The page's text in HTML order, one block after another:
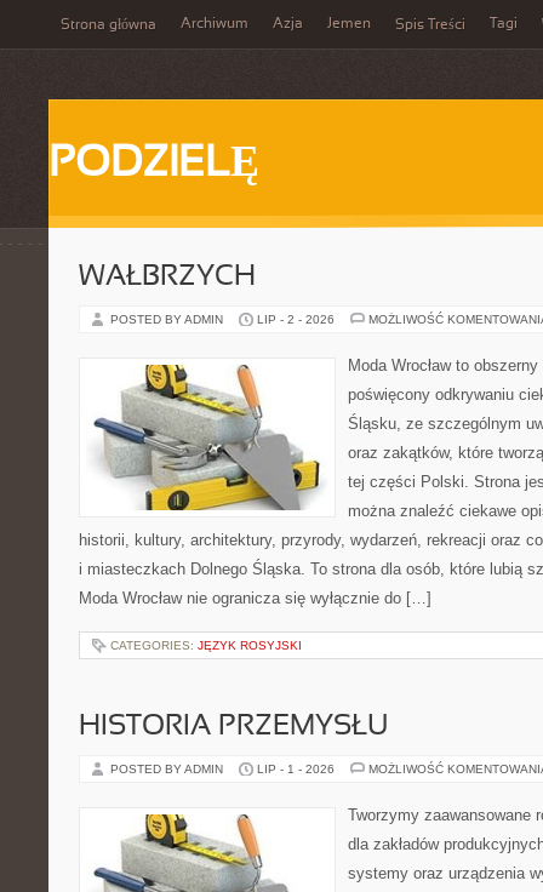
Strona główna Archiwum Azja Jemen Spis Treści Tagi
PODZIELĘ
WAŁBRZYCH
POSTED BY ADMIN LIP - 2 - 2026 MOŻLIWOŚĆ
Moda Wrocław to
poświęcony odkrywaniu
Śląsku, ze szczególnym
oraz zakątków, które
tej części Polski. Strona
można znaleźć ciekawe
historii, kultury, architektury, przyrody, wydarzeń, rekreacji oraz
i miasteczkach Dolnego Śląska. To strona dla osób, które lubią
Moda Wrocław nie ogranicza się wyłącznie do […]
CATEGORIES: JĘZYK ROSYJSKI
HISTORIA PRZEMYSŁU
POSTED BY ADMIN LIP - 1 - 2026 MOŻLIWOŚĆ
Tworzymy zaawansowane
dla zakładów
systemy oraz urządzenia